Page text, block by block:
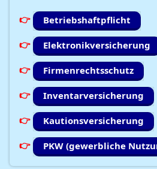
Betriebshaftpflicht
Elektronikversicherung
Firmenrechtsschutz
Inventarversicherung
Kautionsversicherung
PKW (gewerbliche